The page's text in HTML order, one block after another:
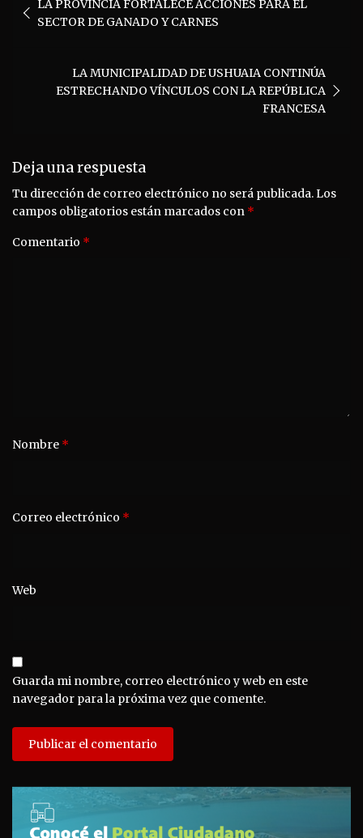
de LA PROVINCIA FORTALECE ACCIONES PARA EL
SECTOR DE GANADO Y CARNES
LA MUNICIPALIDAD DE USHUAIA CONTINÚA
ESTRECHANDO VÍNCULOS CON LA REPÚBLICA
FRANCESA
Deja una respuesta
Tu dirección de correo electrónico no será publicada.Los
campos obligatorios están marcados con *
Comentario *
Nombre *
Correo electrónico *
Web
Guarda mi nombre, correo electrónico y web en este
navegador para la próxima vez que comente.